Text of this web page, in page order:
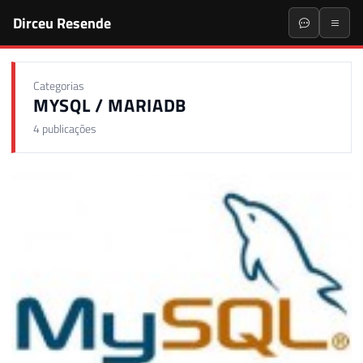
Dirceu Resende
Categorias
MYSQL / MARIADB
4 publicações